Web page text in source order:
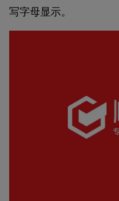
写字母显示。